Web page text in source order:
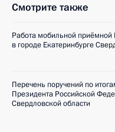
Смотрите также
Работа мобильной
в городе Екатеринбурге
Перечень поручений по
Президента Российской
Свердловской области